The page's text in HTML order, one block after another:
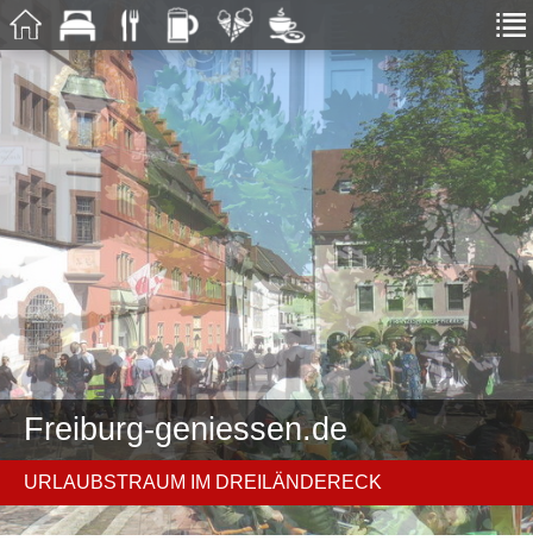
Freiburg-geniessen.de
URLAUBSTRAUM IM DREILÄNDERECK